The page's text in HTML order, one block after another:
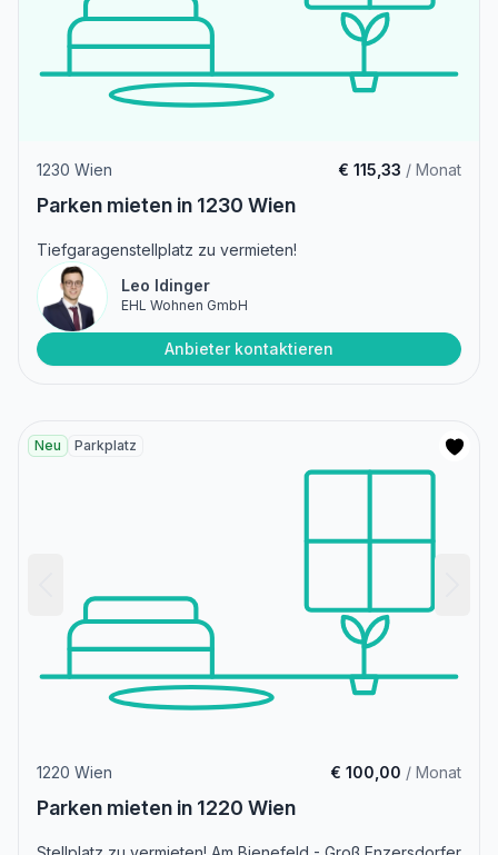
1230 Wien € 115,33 / Monat
Parken mieten in 1230 Wien
Tiefgaragenstellplatz zu vermieten!
Leo Idinger
EHL Wohnen GmbH
Anbieter kontaktieren
Neu Parkplatz
1220 Wien € 100,00 / Monat
Parken mieten in 1220 Wien